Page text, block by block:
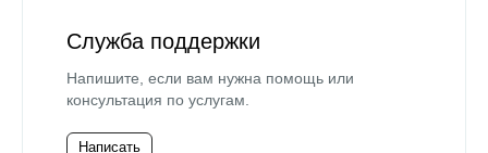
Служба поддержки
Напишите, если вам нужна помощь или
консультация по услугам.
Написать